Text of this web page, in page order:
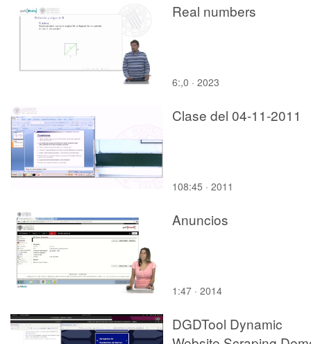
Real numbers
6:,0 · 2023
Clase del 04-11-2011
108:45 · 2011
Anuncios
1:47 · 2014
DGDTool Dynamic